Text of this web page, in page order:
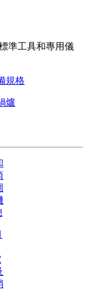
準工具和專用儀
規格
爐